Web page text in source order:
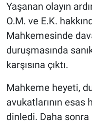
Yaşanan olayın
O.M. ve E.K.
Mahkemesinde
duruşmasında
karşısına çıktı.
Mahkeme heyeti,
avukatlarının esas
dinledi. Daha sonra